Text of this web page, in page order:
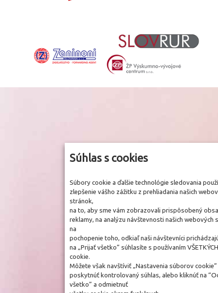
Súhlas s cookies
Súbory cookie a ďalšie technológie sledovania
zlepšenie vášho zážitku z prehliadania našich
stránok,
na to, aby sme vám zobrazovali prispôsobený
reklamy, na analýzu návštevnosti našich webových
na
pochopenie toho, odkiaľ naši návštevníci
na „Prijať všetko” súhlasíte s používaním
cookie.
Môžete však navštíviť „Nastavenia súborov cookie”
poskytnúť kontrolovaný súhlas, alebo kliknúť na
všetko” a odmietnuť